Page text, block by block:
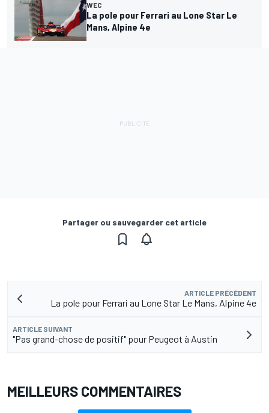
WEC
La pole pour Ferrari au Lone Star Le
Mans, Alpine 4e
Partager ou sauvegarder cet article
ARTICLE PRÉCÉDENT
La pole pour Ferrari au Lone Star Le Mans, Alpine 4e
ARTICLE SUIVANT
"Pas grand-chose de positif" pour Peugeot à Austin
MEILLEURS COMMENTAIRES